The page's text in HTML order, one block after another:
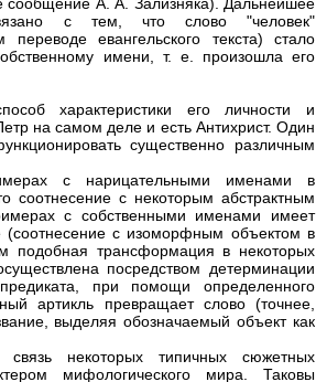
с тем, что слово "человек"
евангельского текста) стало
имени, т. е. произошла его
характеристики его личности и
на самом деле и есть Антихрист. Один
существенно различным
с нарицательными именами в
соотнесение с некоторым абстрактным
с собственными именами имеет
(соотнесение с изоморфным объектом в
подобная трансформация в некоторых
посредством детерминации
при помощи определенного
артикль превращает слово (точнее,
выделяя обозначаемый объект как
связь некоторых типичных сюжетных
мифологического мира. Таковы